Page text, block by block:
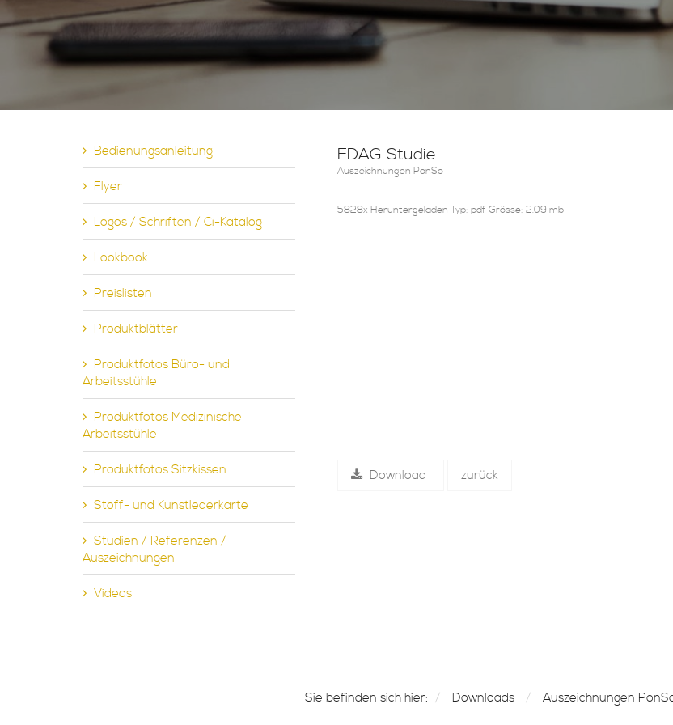
Bedienungsanleitung
Flyer
Logos / Schriften / Ci-Katalog
Lookbook
Preislisten
Produktblätter
Produktfotos Büro- und
Arbeitsstühle
Produktfotos Medizinische
Arbeitsstühle
Produktfotos Sitzkissen
Stoff- und Kunstlederkarte
Studien / Referenzen /
Auszeichnungen
Videos
EDAG Studie
Auszeichnungen PonSo
5828x Heruntergeladen Typ: pdf Grösse: 2.09 mb
Download zurück
Sie befinden sich hier: Downloads Auszeichnungen